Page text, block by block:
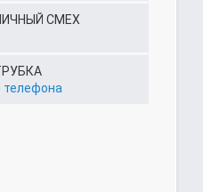
СМЕХ
телефона